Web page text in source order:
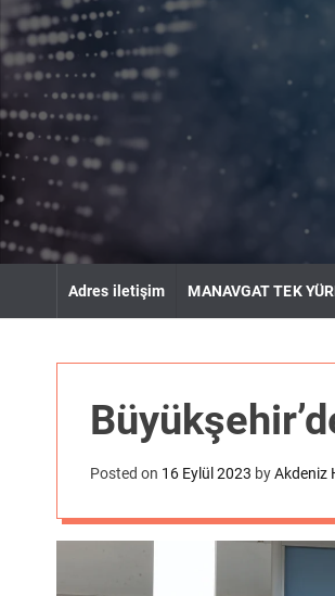
k
t
c
o
n
e
Adres iletişim MANAVGAT TEK
Posted on 16 Eylül 2023 byAkdeniz